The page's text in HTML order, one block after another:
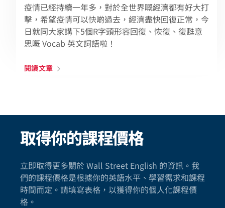
疫情已經持續一年多，對於全世界嘅經濟都有好大打
擊，希望疫情可以快啲過去，經濟盡快回復正常，今
日就同大家講下5個R字頭形容回復、恢復、復甦意
思嘅 Vocab 英文詞語啦！
閱讀文章
取得你的課程價格
立即取得更多關於 Wall Street English 的資訊。我
們的課程價格是根據你的英語水平、學習需求和課程
時間而定。請填寫表格，以獲得你的個人化課程價
格。